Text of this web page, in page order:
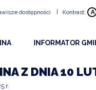
dostępności
| Kontrast: A
OGÓLNE
INFORMATOR
Z DNIA 10
r.